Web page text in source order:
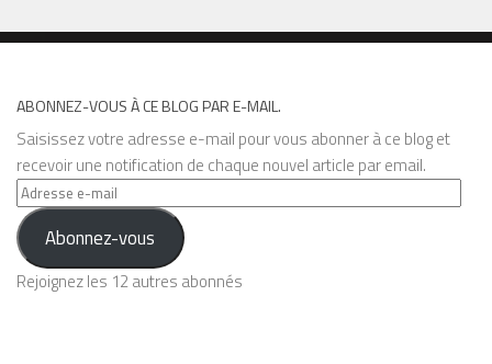
ABONNEZ-VOUS À CE BLOG PAR E-MAIL.
Saisissez votre adresse e-mail pour vous abonner à ce blog et
recevoir une notification de chaque nouvel article par email.
Adresse
e-
mail Abonnez-vous
Rejoignez les 12 autres abonnés